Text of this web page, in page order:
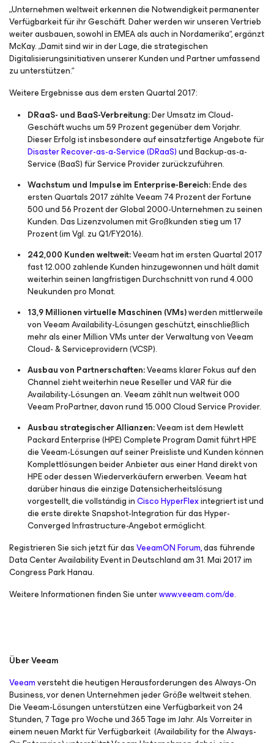
„Unternehmen weltweit erkennen die Notwendigkeit permanenter
Verfügbarkeit für ihr Geschäft. Daher werden wir unseren Vertrieb
weiter ausbauen, sowohl in EMEA als auch in Nordamerika“, ergänzt
McKay. „Damit sind wir in der Lage, die strategischen
Digitalisierungsinitiativen unserer Kunden und Partner umfassend
zu unterstützen.“
Weitere Ergebnisse aus dem ersten Quartal 2017:
DRaaS- und BaaS-Verbreitung:Der Umsatz im Cloud-
Geschäft wuchs um 59 Prozent gegenüber dem Vorjahr.
Dieser Erfolg ist insbesondere auf einsatzfertige Angebote für
Disaster Recover-as-a-Service (DRaaS)und Backup-as-a-
Service (BaaS) für Service Provider zurückzuführen.
Wachstum und Impulse im Enterprise-Bereich:Ende des
ersten Quartals 2017 zählte Veeam 74 Prozent der Fortune
500 und 56 Prozent der Global 2000-Unternehmen zu seinen
Kunden. Das Lizenzvolumen mit Großkunden stieg um 17
Prozent (im Vgl. zu Q1/FY2016).
242,000 Kunden weltweit:Veeam hat im ersten Quartal 2017
fast 12.000 zahlende Kunden hinzugewonnen und hält damit
weiterhin seinen langfristigen Durchschnitt von rund 4.000
Neukunden pro Monat.
13,9 Millionen virtuelle Maschinen (VMs)werden mittlerweile
von Veeam Availability-Lösungen geschützt, einschließlich
mehr als einer Million VMs unter der Verwaltung von Veeam
Cloud- & Serviceprovidern (VCSP).
Ausbau von Partnerschaften:Veeams klarer Fokus auf den
Channel zieht weiterhin neue Reseller und VAR für die
Availability-Lösungen an. Veeam zählt nun weltweit 000
Veeam ProPartner, davon rund 15.000 Cloud Service Provider.
Ausbau strategischer Allianzen:Veeam ist dem Hewlett
Packard Enterprise (HPE) Complete Program Damit führt HPE
die Veeam-Lösungen auf seiner Preisliste und Kunden können
Komplettlösungen beider Anbieter aus einer Hand direkt von
HPE oder dessen Wiederverkäufern erwerben. Veeam hat
darüber hinaus die einzige Datensicherheitslösung
vorgestellt, die vollständig inCisco HyperFlexintegriert ist und
die erste direkte Snapshot-Integration für das Hyper-
Converged Infrastructure-Angebot ermöglicht.
Registrieren Sie sich jetzt für dasVeeamON Forum,das führende
Data Center Availability Event in Deutschland am 31. Mai 2017 im
Congress Park Hanau.
Weitere Informationen finden Sie unterwww.veeam.com/de.
Über Veeam
Veeamversteht die heutigen Herausforderungen des Always-On
Business, vor denen Unternehmen jeder Größe weltweit stehen.
Die Veeam-Lösungen unterstützen eine Verfügbarkeit von 24
Stunden, 7 Tage pro Woche und 365 Tage im Jahr. Als Vorreiter in
einem neuen Markt für Verfügbarkeit (Availability for the Always-